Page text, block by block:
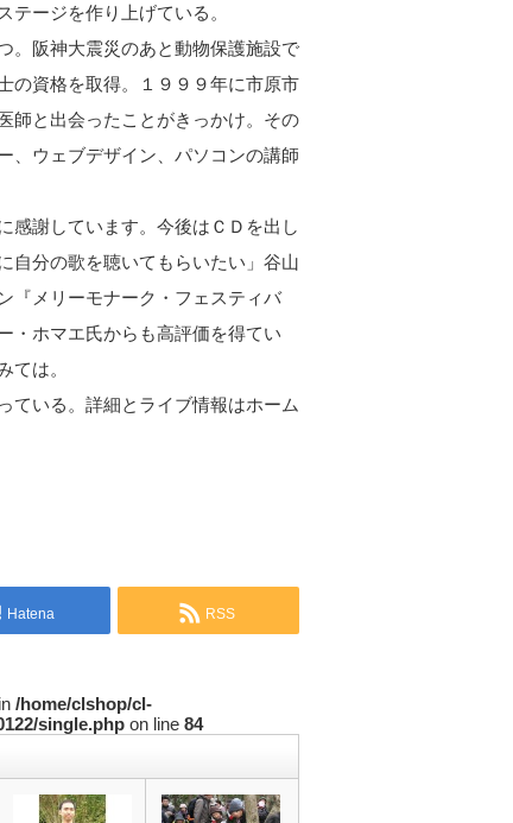
テージを作り上げている。
。阪神大震災のあと動物保護施設で
の資格を取得。１９９９年に市原市
師と出会ったことがきっかけ。その
、ウェブデザイン、パソコンの講師
感謝しています。今後はＣＤを出し
自分の歌を聴いてもらいたい」谷山
『メリーモナーク・フェスティバ
・ホマエ氏からも高評価を得てい
ては。
いる。詳細とライブ情報はホーム
Hatena RSS
/home/clshop/cl-
single.php on line 84